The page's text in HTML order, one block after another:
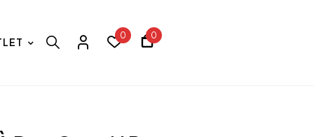
0 0